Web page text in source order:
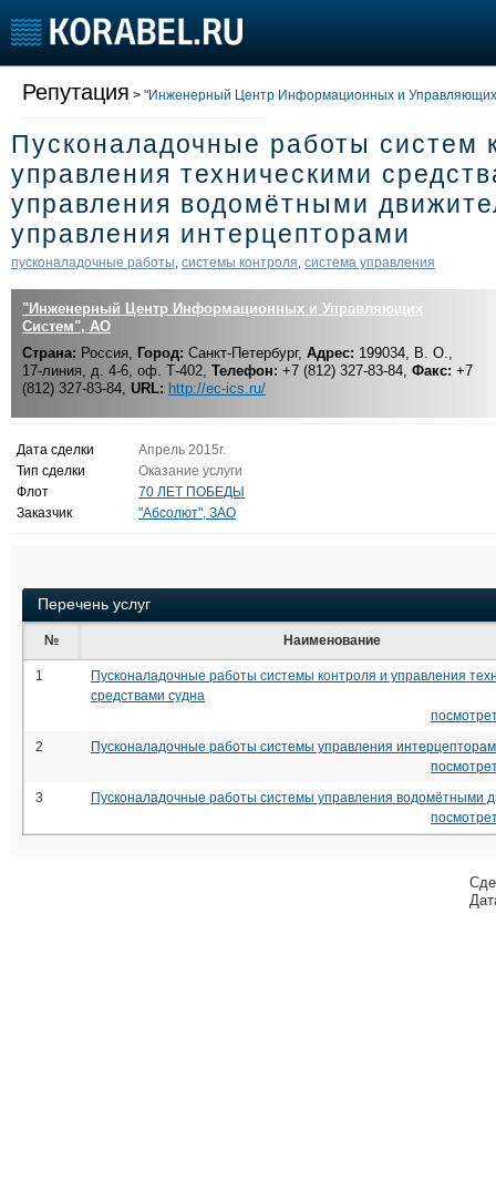
Участники раздела
Судостроение
Пульс
Новости
Компании
Репутация
Работа
Крюинг
Журнал
Реклама
Торговая площадка
Доска объявлений
Продажа флота
Оборудование
Изделия
Материалы
Услуги
Личности
Репутация > "Инженерный Центр Информационных и
Пусконаладочные работы систем
управления техническими
управления водомётными
управления интерцепторами
пусконаладочные работы системы контроля система управления
"Инженерный Центр Информационных и Управляющих
Систем", АО
Страна: Россия, Город: Санкт-Петербург, Адрес: 199034, В. О.,
17-линия, д. 4-6, оф. Т-402, Телефон: +7 (812) 327-83-84, Факс: +7
(812) 327-83-84, URL: http://ec-ics.ru/
Дата сделки
Апрель 2015г.
Тип сделки
Оказание услуги
Флот
70 ЛЕТ ПОБЕДЫ
Заказчик
"Абсолют", ЗАО
Перечень услуг
№ Наименование
1
Пусконаладочные работы системы контроля и управления
средствами судна
2
Пусконаладочные работы системы управления
3
Пусконаладочные работы системы управления водомётными